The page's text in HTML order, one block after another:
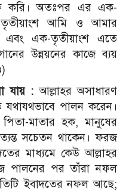
করি। অতঃপর এর এক-
আমি ও আমার
এবং এক-তৃতীয়াংশ এতে
উন্নয়নের কাজে ব্যয়
যায় : আল্লাহর অসাধারণ
যথাযথভাবে পালন করেন।
মাতার হক, মানুষের
সচেতন থাকেন। ফরজ
মাধ্যমে কেউ আল্লাহর
পালনের পর তাঁরা নফল
ইবাদতের নফল আছে;